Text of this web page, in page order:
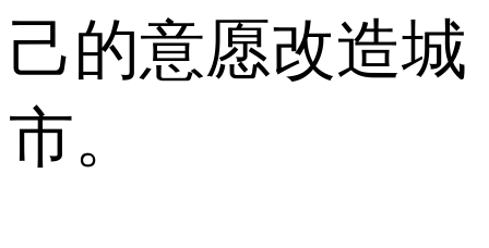
己的意愿改造城
市。